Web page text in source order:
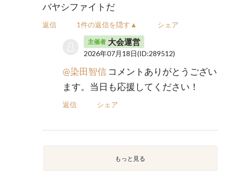
バヤシファイトだ
返信 1件の返信を隠す▲ シェア
主催者 大会運営
2026年07月18日(ID:289512)
@染田智信 コメントありがとうござい
ます。当日も応援してください！
返信 シェア
もっと見る